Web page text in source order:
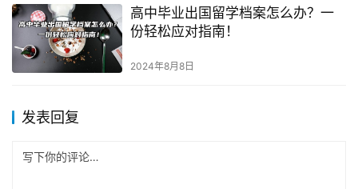
高中毕业出国留学档案怎么办？一
份轻松应对指南！
2024年8月8日
发表回复